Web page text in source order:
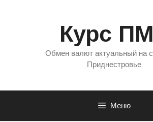
Курс
Обмен валют актуальный на
Приднестровье
Меню